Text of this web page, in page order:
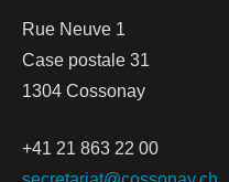
Rue Neuve 1
Case postale 31
1304 Cossonay
+41 21 863 22 00